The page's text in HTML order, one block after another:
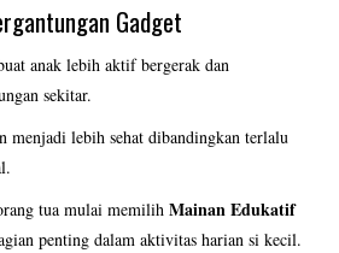
Gadget
anak lebih aktif bergerak dan
sekitar.
menjadi lebih sehat dibandingkan terlalu
tua mulai memilihMainan Edukatif
penting dalam aktivitas harian si kecil.